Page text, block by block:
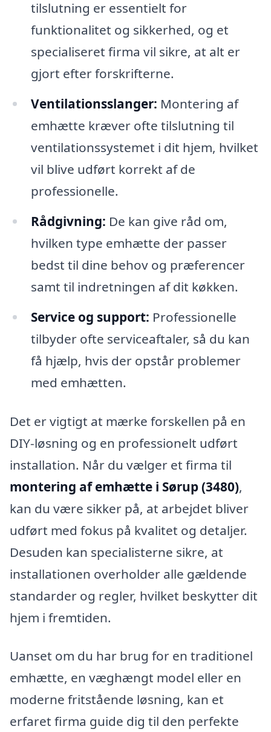
tilslutning er essentielt for
funktionalitet og sikkerhed, og et
specialiseret firma vil sikre, at alt er
gjort efter forskrifterne.
Ventilationsslanger: Montering af
emhætte kræver ofte tilslutning til
ventilationssystemet i dit hjem, hvilket
vil blive udført korrekt af de
professionelle.
Rådgivning: De kan give råd om,
hvilken type emhætte der passer
bedst til dine behov og præferencer
samt til indretningen af dit køkken.
Service og support: Professionelle
tilbyder ofte serviceaftaler, så du kan
få hjælp, hvis der opstår problemer
med emhætten.
Det er vigtigt at mærke forskellen på en
DIY-løsning og en professionelt udført
installation. Når du vælger et firma til
montering af emhætte i Sørup (3480),
kan du være sikker på, at arbejdet bliver
udført med fokus på kvalitet og detaljer.
Desuden kan specialisterne sikre, at
installationen overholder alle gældende
standarder og regler, hvilket beskytter dit
hjem i fremtiden.
Uanset om du har brug for en traditionel
emhætte, en væghængt model eller en
moderne fritstående løsning, kan et
erfaret firma guide dig til den perfekte